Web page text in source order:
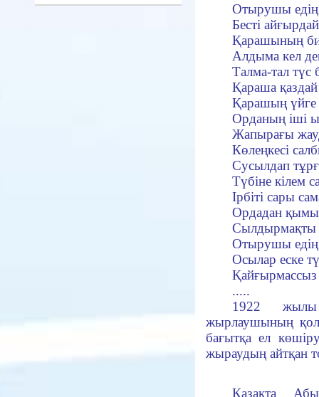
Отырушы едің
Бесті
Қарашының
Алдыма кел
Талма-тал түс
Қараша
Қарашың үйге
Орданың іші
Жапырағы
Көлеңкесі
Сусылдап
Түбіне кілем
Ірбіті сары
Ордадан
Сылдырмақты
Отырушы
Осылар еске
.....
1922
жырлаушының
бағытқа ел
жыраудың айтқан
Қазақта